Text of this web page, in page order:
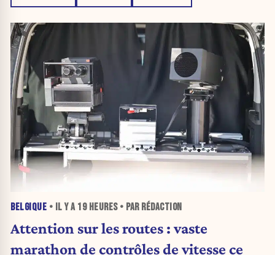
BELGIQUE • IL Y A 19 HEURES• PAR RÉDACTION
Attention sur les routes : vaste
marathon de contrôles de vitesse ce